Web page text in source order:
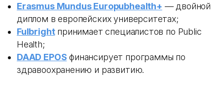
Erasmus Mundus Europubhealth+ — двойной
диплом в европейских университетах;
Fulbrightпринимает специалистов по Public
Health;
DAAD EPOS финансирует программы по
здравоохранению и развитию.